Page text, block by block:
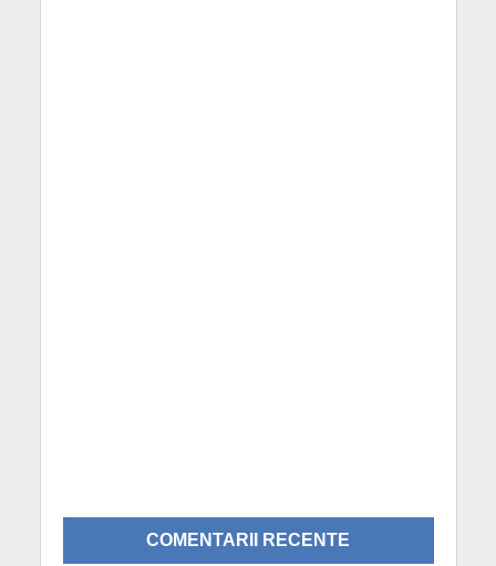
COMENTARII RECENTE